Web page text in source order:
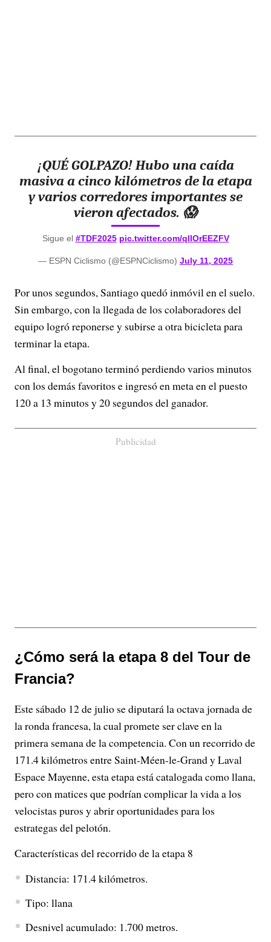
¡QUÉ GOLPAZO! Hubo una caída
masiva a cinco kilómetros de la etapa
y varios corredores importantes se
vieron afectados. 😱
Sigue el #TDF2025 pic.twitter.com/qlIOrEEZFV
— ESPN Ciclismo (@ESPNCiclismo) July 11, 2025
Por unos segundos, Santiago quedó inmóvil en el suelo.
Sin embargo, con la llegada de los colaboradores del
equipo logró reponerse y subirse a otra bicicleta para
terminar la etapa.
Al final, el bogotano terminó perdiendo varios minutos
con los demás favoritos e ingresó en meta en el puesto
120 a 13 minutos y 20 segundos del ganador.
Publicidad
¿Cómo será la etapa 8 del Tour de
Francia?
Este sábado 12 de julio se diputará la octava jornada de
la ronda francesa, la cual promete ser clave en la
primera semana de la competencia. Con un recorrido de
171.4 kilómetros entre Saint-Méen-le-Grand y Laval
Espace Mayenne, esta etapa está catalogada como llana,
pero con matices que podrían complicar la vida a los
velocistas puros y abrir oportunidades para los
estrategas del pelotón.
Características del recorrido de la etapa 8
Distancia: 171.4 kilómetros.
Tipo: llana
Desnivel acumulado: 1.700 metros.